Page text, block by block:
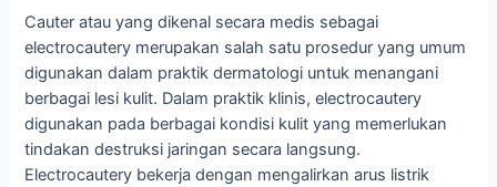
Cauter atau yang dikenal secara medis sebagai
electrocautery merupakan salah satu prosedur yang umum
digunakan dalam praktik dermatologi untuk menangani
berbagai lesi kulit. Dalam praktik klinis, electrocautery
digunakan pada berbagai kondisi kulit yang memerlukan
tindakan destruksi jaringan secara langsung.
Electrocautery bekerja dengan mengalirkan arus listrik